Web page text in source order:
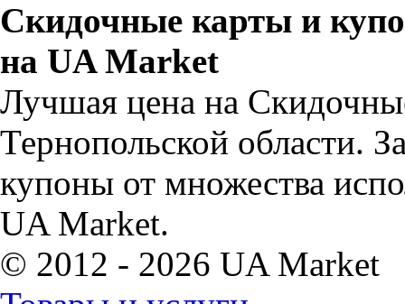
Скидочные карты и
на UA Market
Лучшая цена на
Тернопольской области.
купоны от множества
UA Market.
© 2012 - 2026 UA Market